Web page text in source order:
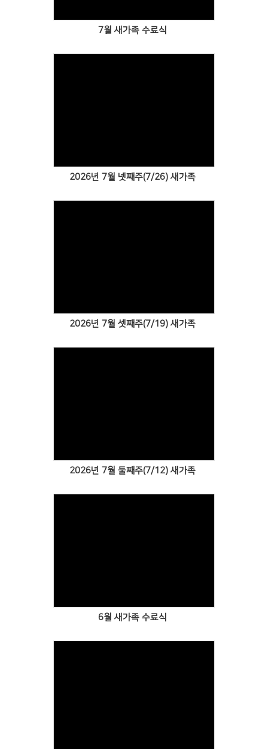
7월 새가족 수료식
2026년 7월 넷째주(7/26) 새가족
2026년 7월 셋째주(7/19) 새가족
2026년 7월 둘째주(7/12) 새가족
6월 새가족 수료식